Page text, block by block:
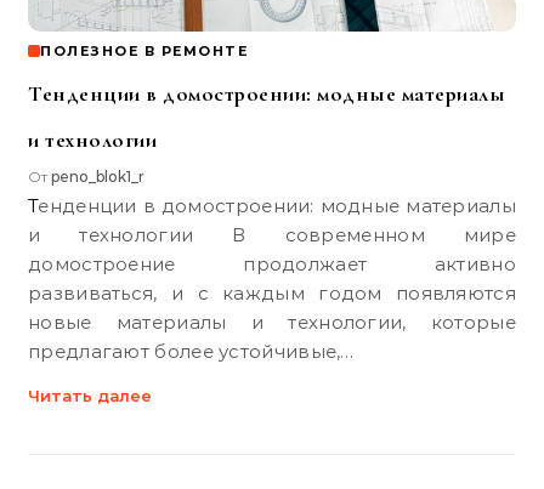
ПОЛЕЗНОЕ В РЕМОНТЕ
Тенденции в домостроении: модные материалы
и технологии
Отpeno_blok1_r
Тенденции в домостроении: модные материалы
и технологии В современном мире
домостроение продолжает активно
развиваться, и с каждым годом появляются
новые материалы и технологии, которые
предлагают более устойчивые,…
Читать далее